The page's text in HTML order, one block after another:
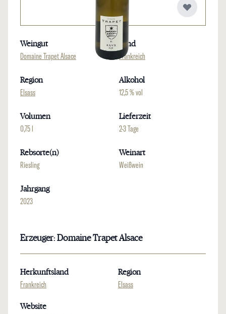
Weingut
Domaine Trapet Alsace
Land
Frankreich
Region
Elsass
Alkohol
12,5 % vol
Volumen
0,75 l
Lieferzeit
2-3 Tage
Rebsorte(n)
Riesling
Weinart
Weißwein
Jahrgang
2023
Erzeuger: Domaine Trapet Alsace
Herkunftsland
Frankreich
Region
Elsass
Website